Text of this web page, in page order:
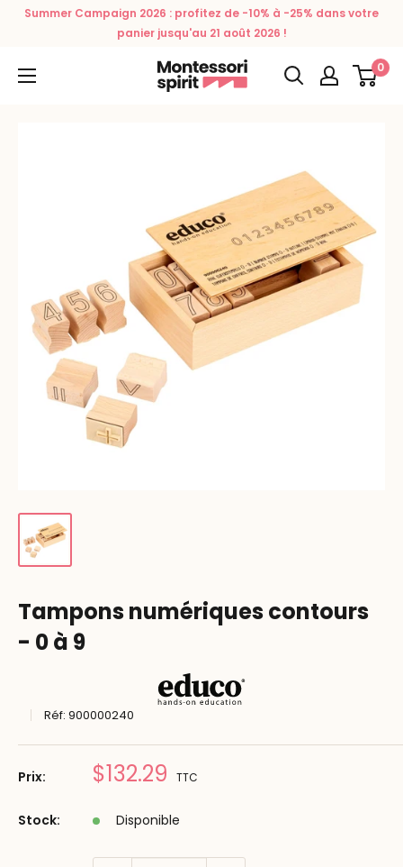
PasserSummer Campaign 2026 : profitez de -10% à -25% dans votre
panier jusqu'au 21 août 2026 !
Montessori
Spirit
0
Tampons numériques contours
- 0 à 9
Réf: 900000240
Prix: Prix
$132.29 TTC
Stock: Disponible